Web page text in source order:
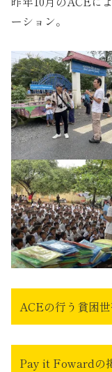
ーション。
ACEの行う貧困
Pay it Fowardの